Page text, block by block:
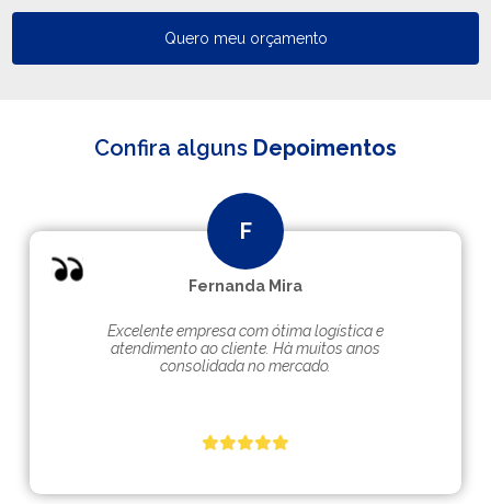
Quero meu orçamento
Confira alguns Depoimentos
Fernanda Mira
Excelente empresa com ótima logística e
atendimento ao cliente. Hà muitos anos
consolidada no mercado.